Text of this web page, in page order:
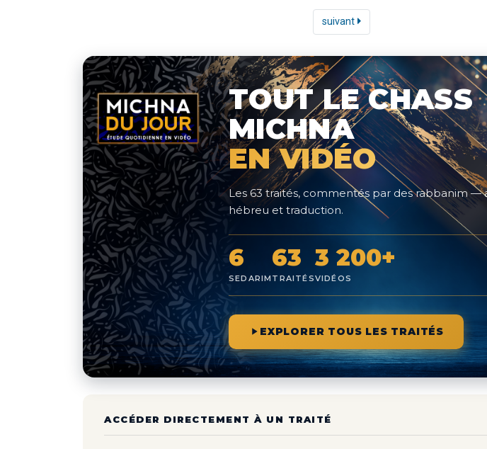
suivant
TOUT LE CHASS
MICHNA
EN VIDÉO
Les 63 traités, commentés par des rabbanim —
hébreu et traduction.
6
SEDARIM
63
TRAITÉS
3 200+
VIDÉOS
EXPLORER TOUS LES TRAITÉS
ACCÉDER DIRECTEMENT À UN TRAITÉ